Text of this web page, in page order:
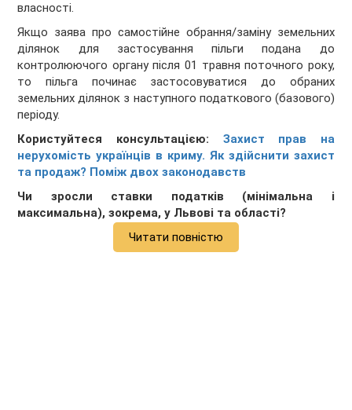
власності.
Якщо заява про самостійне обрання/заміну земельних
ділянок для застосування пільги подана до
контролюючого органу після 01 травня поточного року,
то пільга починає застосовуватися до обраних
земельних ділянок з наступного податкового (базового)
періоду.
Користуйтеся консультацією: Захист прав на
нерухомість українців в криму. Як здійснити захист
та продаж? Поміж двох законодавств
Чи зросли ставки податків (мінімальна і
максимальна), зокрема, у Львові та області?
Читати повністю